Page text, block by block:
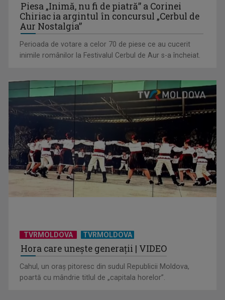
Piesa „Inimă, nu fi de piatră” a Corinei
Chiriac ia argintul în concursul „Cerbul de
Aur Nostalgia”
Perioada de votare a celor 70 de piese ce au cucerit
inimile românilor la Festivalul Cerbul de Aur s-a încheiat.
TVRMOLDOVA TVRMOLDOVA
Hora care unește generații | VIDEO
Cahul, un oraș pitoresc din sudul Republicii Moldova,
poartă cu mândrie titlul de „capitala horelor”.